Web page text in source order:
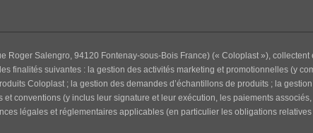
Salengro, 94120 Fontenay-sous-Bois France) (« Coloplast »), collectent
finalités suivantes : la gestion des activités marketing et promotionnelles (y
Coloplast ; la gestion des demandes d’échantillons de produits ; la
conventions (y inclus leur signature et leur exécution, les paiements
légales et réglementaires applicables (en particulier les obligations relatives